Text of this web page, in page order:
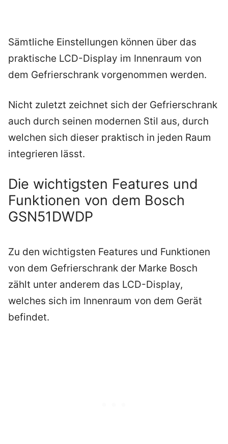
Sämtliche Einstellungen können über das
praktische LCD-Display im Innenraum von
dem Gefrierschrank vorgenommen werden.
Nicht zuletzt zeichnet sich der Gefrierschrank
auch durch seinen modernen Stil aus, durch
welchen sich dieser praktisch in jeden Raum
integrieren lässt.
Die wichtigsten Features und
Funktionen von dem Bosch
GSN51DWDP
Zu den wichtigsten Features und Funktionen
von dem Gefrierschrank der Marke Bosch
zählt unter anderem das LCD-Display,
welches sich im Innenraum von dem Gerät
befindet.